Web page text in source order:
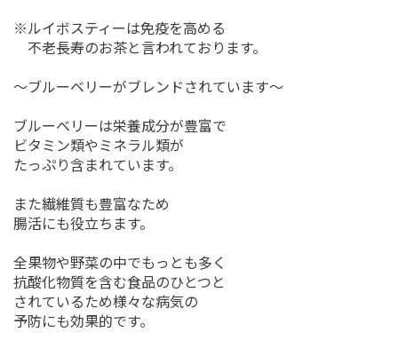
※ルイボスティーは免疫を高める
不老長寿のお茶と言われております。
～ブルーベリーがブレンドされています～
ブルーベリーは栄養成分が豊富で
ビタミン類やミネラル類が
たっぷり含まれています。
また繊維質も豊富なため
腸活にも役立ちます。
全果物や野菜の中でもっとも多く
抗酸化物質を含む食品のひとつと
されているため様々な病気の
予防にも効果的です。